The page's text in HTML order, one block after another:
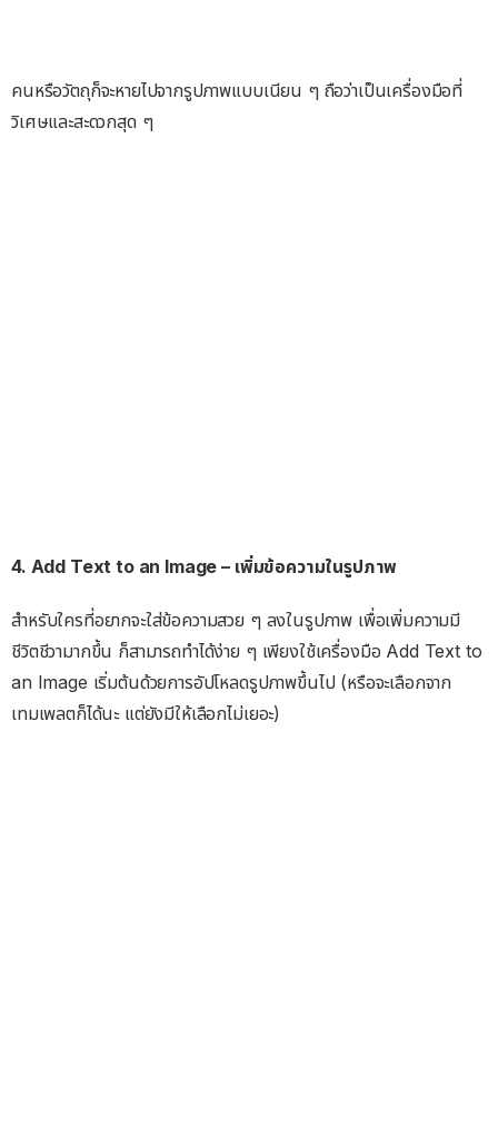
คนหรือวัตถุก็จะหายไปจากรูปภาพแบบเนียน ๆ ถือว่าเป็นเครื่องมือที่
วิเศษและสะดวกสุด ๆ
4. Add Text to an Image – เพิ่มข้อความในรูปภาพ
สำหรับใครที่อยากจะใส่ข้อความสวย ๆ ลงในรูปภาพ เพื่อเพิ่มความมี
ชีวิตชีวามากขึ้น ก็สามารถทำได้ง่าย ๆ เพียงใช้เครื่องมือ Add Text to
an Image เริ่มต้นด้วยการอัปโหลดรูปภาพขึ้นไป (หรือจะเลือกจาก
เทมเพลตก็ได้นะ แต่ยังมีให้เลือกไม่เยอะ)